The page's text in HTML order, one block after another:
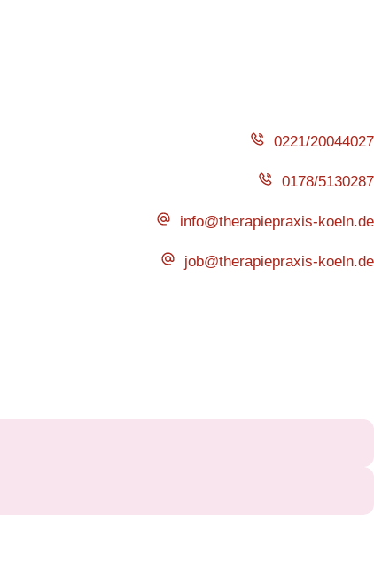
0221/20044027
0178/5130287
info@therapiepraxis-koeln.de
job@therapiepraxis-koeln.de